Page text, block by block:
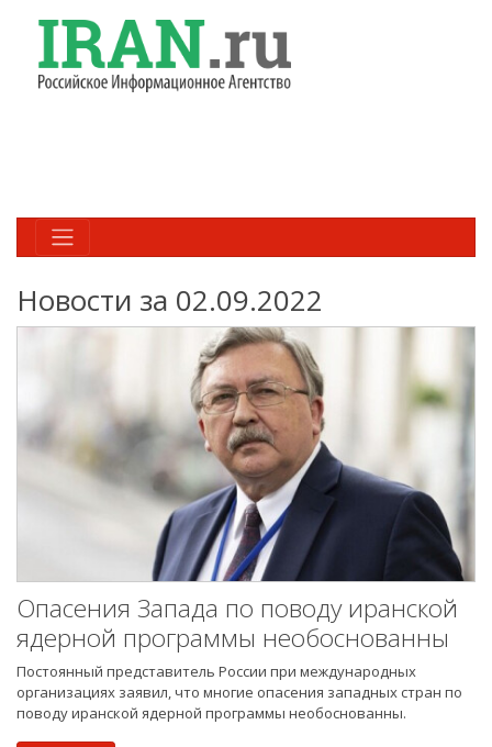
Новости за 02.09.2022
Опасения Запада по поводу иранской
ядерной программы необоснованны
Постоянный представитель России при международных
организациях заявил, что многие опасения западных стран по
поводу иранской ядерной программы необоснованны.